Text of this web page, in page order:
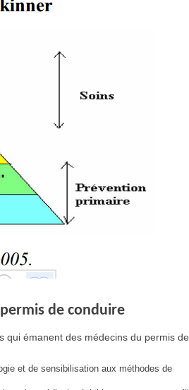
de conduire
qui émanent des médecins du permis de
et de sensibilisation aux méthodes de